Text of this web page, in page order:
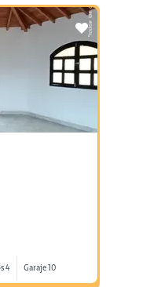
4 Garaje 10